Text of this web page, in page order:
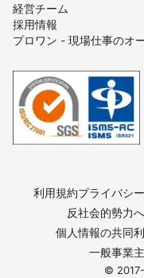
経営チーム
採用情報
プロワン - 現場仕事のオ
利用規約プライバシ
反社会的勢力
個人情報の共同
一般事業
© 2017-